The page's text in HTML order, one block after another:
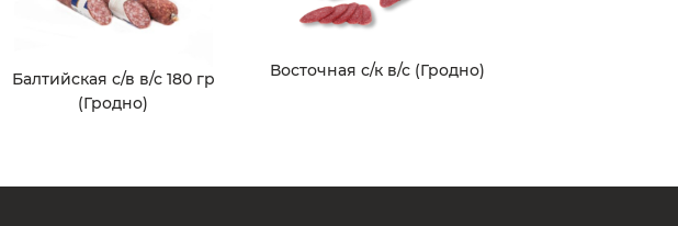
Балтийская с/в в/с 180 гр
(Гродно)
Восточная с/к в/с (Гродно)